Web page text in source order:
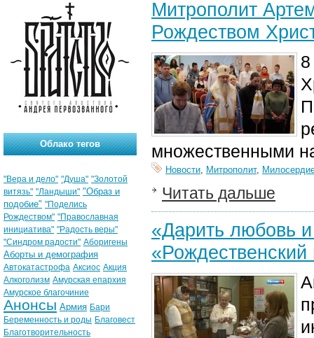
Митрополит
Рождеством
множественными
Новости, Митрополит,
Читать дальше
«Дарить любовь
«Рождественский
Облако тегов
"Вера и дело" "Душа" "Золотой
витязь" "Ландыши" "Образ и
подобие" "Поделись
Рождеством" "Православная
инициатива" "Радость веры"
"Синдром радости" Аборигены
Аборты и демография
Автокатастрофа Аксиос Акция
Алкоголизм Амурская епархия
Амурское благочиние
Анонсы Армия Бари
Беременность и роды Благовест
Благотворительность